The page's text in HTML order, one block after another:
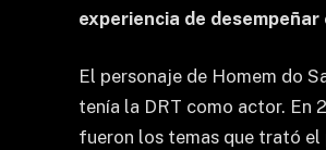
experiencia de
El personaje de Homem do
tenía la DRT como actor. En
fueron los temas que trató el